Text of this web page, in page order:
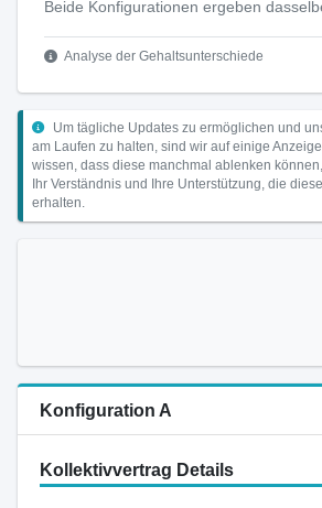
Beide Konfigurationen ergeben
Analyse der Gehaltsunterschiede
Um tägliche Updates zu ermöglichen und
am Laufen zu halten, sind wir auf einige
wissen, dass diese manchmal ablenken
Ihr Verständnis und Ihre Unterstützung, die
erhalten.
Konfiguration A
Kollektivvertrag Details